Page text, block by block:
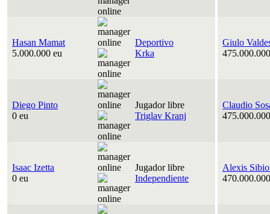
Hasan Mamat
5.000.000 eu
Deportivo
Krka
Giulo
Diego Pinto
0 eu
Jugador libre
Triglav Kranj
Claudio
Isaac Izetta
0 eu
Jugador libre
Independiente
Alexis